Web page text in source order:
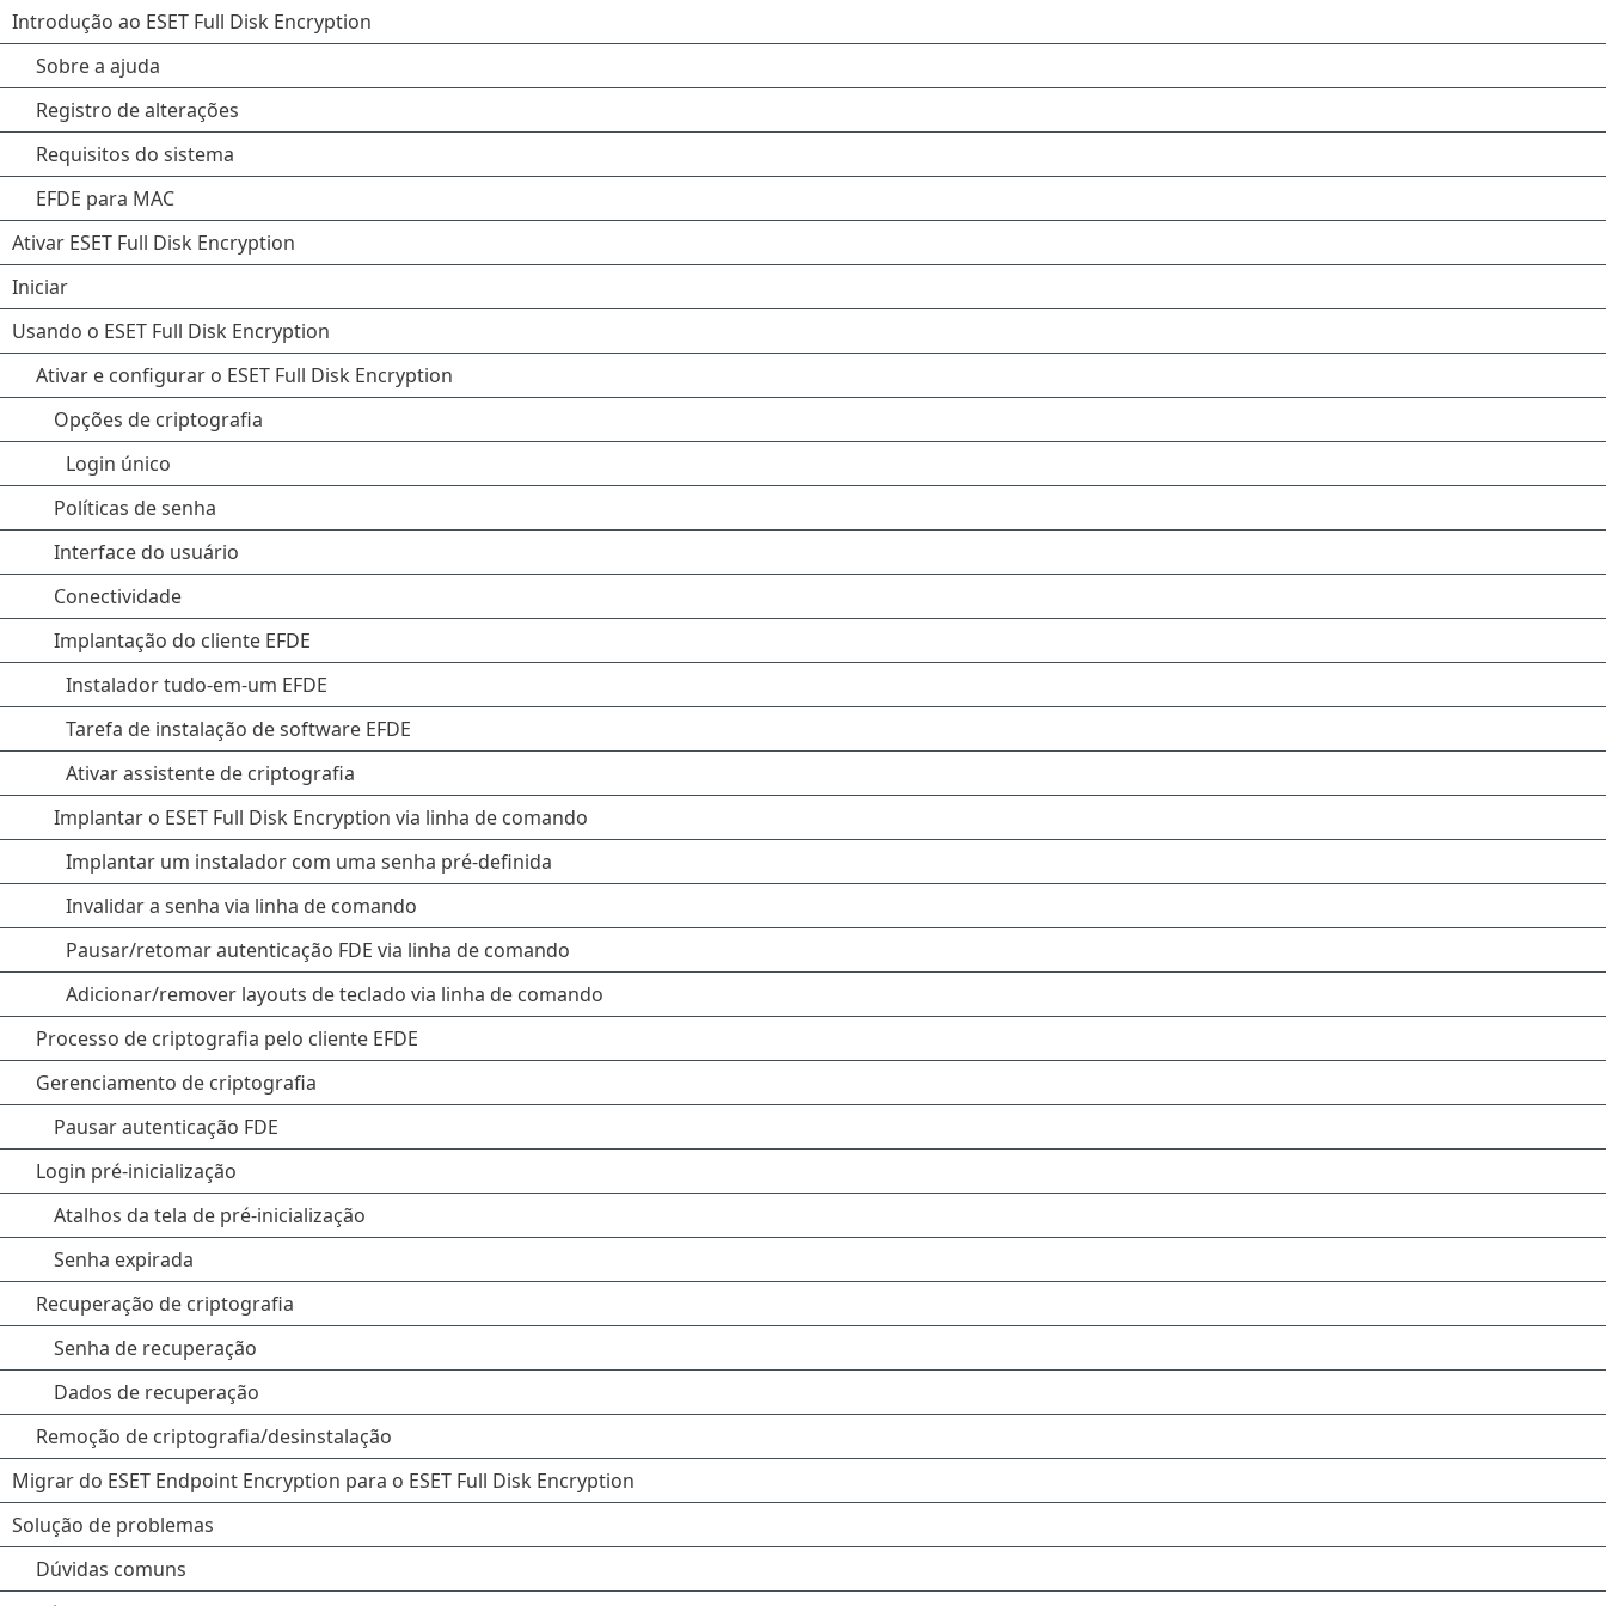
Introdução ao ESET Full Disk Encryption
Sobre a ajuda
Registro de alterações
Requisitos do sistema
EFDE para MAC
Ativar ESET Full Disk Encryption
Iniciar
Usando o ESET Full Disk Encryption
Ativar e configurar o ESET Full Disk Encryption
Opções de criptografia
Login único
Políticas de senha
Interface do usuário
Conectividade
Implantação do cliente EFDE
Instalador tudo-em-um EFDE
Tarefa de instalação de software EFDE
Ativar assistente de criptografia
Implantar o ESET Full Disk Encryption via linha de comando
Implantar um instalador com uma senha pré-definida
Invalidar a senha via linha de comando
Pausar/retomar autenticação FDE via linha de comando
Adicionar/remover layouts de teclado via linha de comando
Processo de criptografia pelo cliente EFDE
Gerenciamento de criptografia
Pausar autenticação FDE
Login pré-inicialização
Atalhos da tela de pré-inicialização
Senha expirada
Recuperação de criptografia
Senha de recuperação
Dados de recuperação
Remoção de criptografia/desinstalação
Migrar do ESET Endpoint Encryption para o ESET Full Disk Encryption
Solução de problemas
Dúvidas comuns